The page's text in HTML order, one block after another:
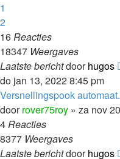
1
2
16Reacties
18347 Weergaves
Laatste berichtdoorhugos
do jan 13, 2022 8:45 pm
Versnellingspook automaat.
doorrover75roy » za nov
4Reacties
8377 Weergaves
Laatste berichtdoorhugos